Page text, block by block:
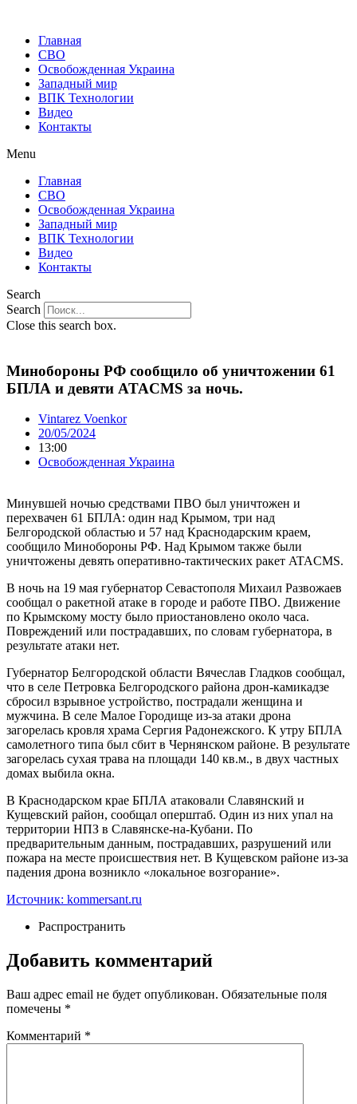
Главная
СВО
Освобожденная Украина
Западный мир
ВПК Технологии
Видео
Контакты
Menu
Главная
СВО
Освобожденная Украина
Западный мир
ВПК Технологии
Видео
Контакты
Search
Search
Close this search box.
Минобороны РФ сообщило об уничтожении 61
БПЛА и девяти ATACMS за ночь.
Vintarez Voenkor
20/05/2024
13:00
Освобожденная Украина
Минувшей ночью средствами ПВО был уничтожен и
перехвачен 61 БПЛА: один над Крымом, три над
Белгородской областью и 57 над Краснодарским краем,
cообщило Минобороны РФ. Над Крымом также были
уничтожены девять оперативно-тактических ракет ATACMS.
В ночь на 19 мая губернатор Севастополя Михаил Развожаев
сообщал о ракетной атаке в городе и работе ПВО. Движение
по Крымскому мосту было приостановлено около часа.
Повреждений или пострадавших, по словам губернатора, в
результате атаки нет.
Губернатор Белгородской области Вячеслав Гладков сообщал,
что в селе Петровка Белгородского района дрон-камикадзе
сбросил взрывное устройство, пострадали женщина и
мужчина. В селе Малое Городище из-за атаки дрона
загорелась кровля храма Сергия Радонежского. К утру БПЛА
самолетного типа был сбит в Чернянском районе. В результате
загорелась сухая трава на площади 140 кв.м., в двух частных
домах выбила окна.
В Краснодарском крае БПЛА атаковали Славянский и
Кущевский район, сообщал оперштаб. Один из них упал на
территории НПЗ в Славянске-на-Кубани. По
предварительным данным, пострадавших, разрушений или
пожара на месте происшествия нет. В Кущевском районе из-за
падения дрона возникло «локальное возгорание».
Источник: kommersant.ru
Распространить
Добавить комментарий
Ваш адрес email не будет опубликован. Обязательные поля
помечены *
Комментарий *